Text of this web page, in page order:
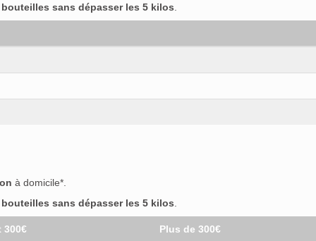
sans dépasser les 5 kilos
à domicile*.
sans dépasser les 5 kilos
300€ Plus de 300€